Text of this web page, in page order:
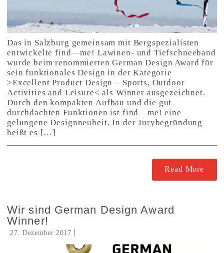
Das in Salzburg gemeinsam mit Bergspezialisten
entwickelte find—me! Lawinen- und Tiefschneeband
wurde beim renommierten German Design Award für
sein funktionales Design in der Kategorie
>Excellent Product Design – Sports, Outdoor
Activities and Leisure< als Winner ausgezeichnet.
Durch den kompakten Aufbau und die gut
durchdachten Funktionen ist find—me! eine
gelungene Designneuheit. In der Jurybegründung
heißt es […]
Read More
Wir sind German Design Award
Winner!
27. Dezember 2017